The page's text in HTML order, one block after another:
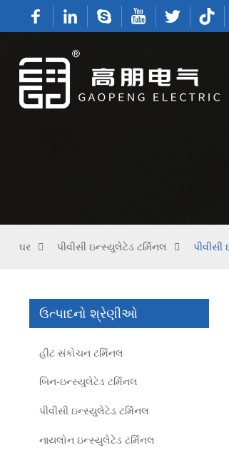
ઘર પીવીસી ઇન્સ્યુલેટેડ ટર્મિનલ પીવીસી
ઉત્પાદનો શ્રેણીઓ
હીટ સંકોચન ટર્મિનલ
બિન-ઇન્સ્યુલેટેડ ટર્મિનલ
પીવીસી ઇન્સ્યુલેટેડ ટર્મિનલ
નાયલોન ઇન્સ્યુલેટેડ ટર્મિનલ